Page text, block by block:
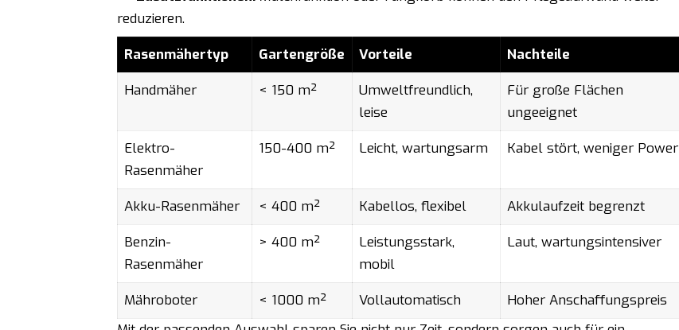
reduzieren.
Rasenmähertyp
Gartengröße Vorteile
Nachteile
Handmäher
< 150 m²
Umweltfreundlich,
leise
Für große Flächen
ungeeignet
Elektro-
Rasenmäher
150-400 m² Leicht, wartungsarm Kabel stört, weniger Power
Akku-Rasenmäher < 400 m² Kabellos, flexibel
Akkulaufzeit begrenzt
Benzin-
Rasenmäher
> 400 m²
Leistungsstark,
mobil
Laut, wartungsintensiver
Mähroboter < 1000 m² Vollautomatisch
Hoher Anschaffungspreis